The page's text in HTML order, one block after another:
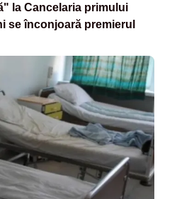
la Cancelaria primului
se înconjoară premierul